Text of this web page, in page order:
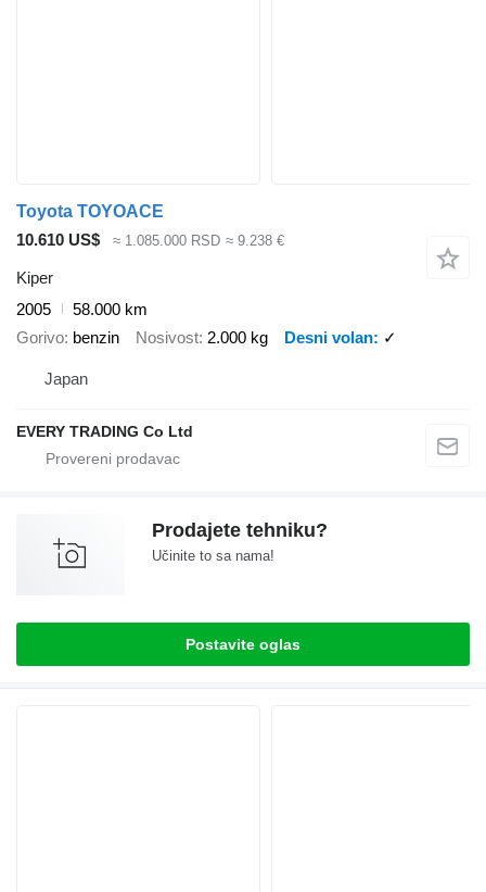
Toyota TOYOACE
10.610 US$
≈ 1.085.000 RSD ≈ 9.238 €
Kiper
2005
58.000 km
Gorivo benzin Nosivost 2.000 kg Desni volan ✓
Japan
EVERY TRADING Co Ltd
Prodajete tehniku?
Učinite to sa nama!
Postavite oglas